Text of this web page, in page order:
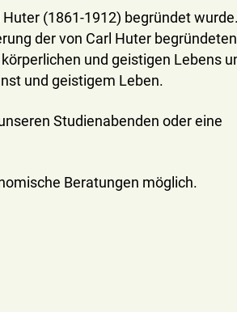
(1861-1912) begründet wurde.
der von Carl Huter begründeten
und geistigen Lebens
und geistigem Leben.
Studienabenden oder eine
Beratungen möglich.